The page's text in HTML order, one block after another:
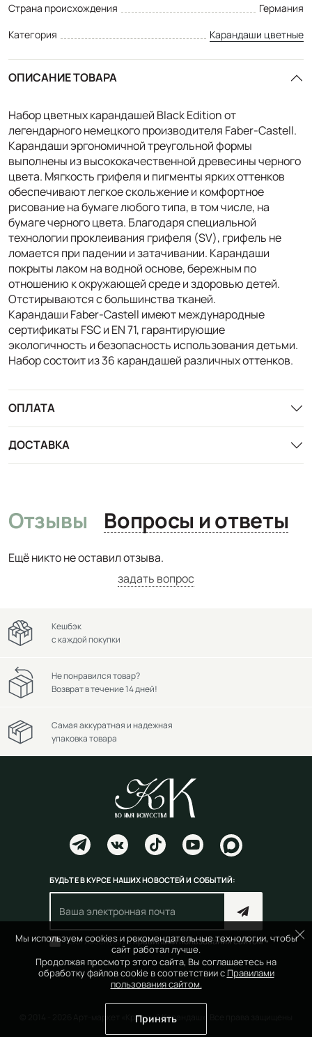
Страна происхождения
Германия
Категория
Карандаши цветные
ОПИСАНИЕ ТОВАРА
Набор цветных карандашей Black Edition от
легендарного немецкого производителя Faber-Castell.
Карандаши эргономичной треугольной формы
выполнены из высококачественной древесины черного
цвета. Мягкость грифеля и пигменты ярких оттенков
обеспечивают легкое скольжение и комфортное
рисование на бумаге любого типа, в том числе, на
бумаге черного цвета. Благодаря специальной
технологии проклеивания грифеля (SV), грифель не
ломается при падении и затачивании. Карандаши
покрыты лаком на водной основе, бережным по
отношению к окружающей среде и здоровью детей.
Отстирываются с большинства тканей.
Карандаши Faber-Castell имеют международные
сертификаты FSC и EN 71, гарантирующие
экологичность и безопасность использования детьми.
Набор состоит из 36 карандашей различных оттенков.
ОПЛАТА
ДОСТАВКА
Отзывы Вопросы и ответы
Ещё никто не оставил отзыва.
задать вопрос
Мы используем cookies и рекомендательные технологии, чтобы
сайт работал лучше.
Продолжая просмотр этого сайта, Вы соглашаетесь на
обработку файлов cookie в соответствии с Правилами
пользования сайтом.
Принять
Кешбэк
с каждой покупки
Не понравился товар?
Возврат в течение 14 дней!
Самая аккуратная и надежная
упаковка товара
БУДЬТЕ В КУРСЕ НАШИХ НОВОСТЕЙ И СОБЫТИЙ:
Согласен(на) справилами пользования сайтом
© 2014 - 2026 Арт-маркет «Красный Карандаш». Все права защищены